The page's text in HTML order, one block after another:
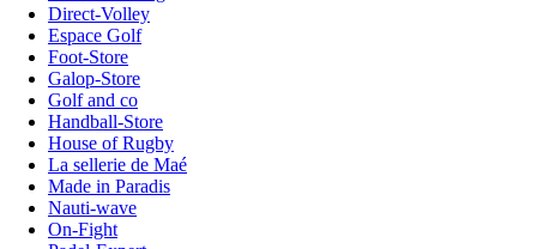
Direct-Volley
Espace Golf
Foot-Store
Galop-Store
Golf and co
Handball-Store
House of Rugby
La sellerie de Maé
Made in Paradis
Nauti-wave
On-Fight